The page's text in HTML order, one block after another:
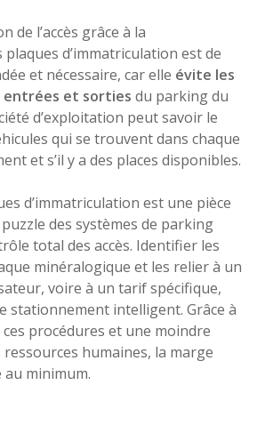
de l’accès grâce à la
plaques d’immatriculation est de
et nécessaire, car elle évite les
entrées et sorties du parking du
d’exploitation peut savoir le
qui se trouvent dans chaque
et s’il y a des places disponibles.
d’immatriculation est une pièce
des systèmes de parking
total des accès. Identifier les
minéralogique et les relier à un
voire à un tarif spécifique,
stationnement intelligent. Grâce à
procédures et une moindre
humaines, la marge
au minimum.